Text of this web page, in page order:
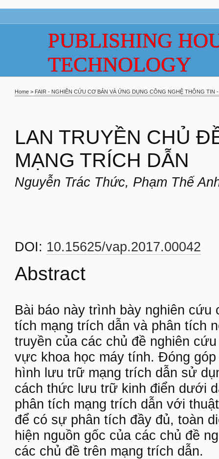
PUBLISHING
TECHNOLOGY
Home> FAIR - NGHIÊN CỨU CƠ BẢN VÀ ỨNG DỤNG CÔNG NGHỆ THÔNG TIN -
LAN TRUYỀN CHỦ
MẠNG TRÍCH DẪN
Nguyễn Trác Thức, Phạm Thế
DOI: 10.15625/vap.2017.00042
Abstract
Bài báo này trình bày nghiên
tích mạng trích dẫn và phân tích
truyền của các chủ đề nghiên
vực khoa học máy tính. Đóng
hình lưu trữ mạng trích dẫn sử
cách thức lưu trữ kinh điển dưới
phân tích mạng trích dẫn với
để có sự phân tích đầy đủ, toàn
hiện nguồn gốc của các chủ đề
các chủ đề trên mạng trích dẫn.